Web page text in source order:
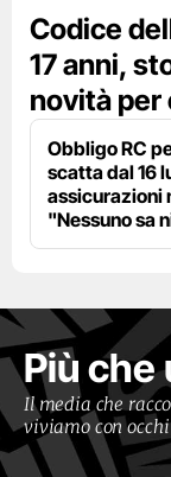
Codice
17 anni,
novità per
Obbligo RC
scatta dal 16
assicurazioni
"Nessuno sa
Più che
Il media che
viviamo con